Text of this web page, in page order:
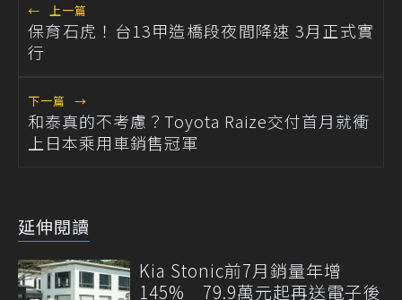
← 上一篇
保育石虎！台13甲造橋段夜間降速 3月正式實
行
下一篇 →
和泰真的不考慮？Toyota Raize交付首月就衝
上日本乘用車銷售冠軍
延伸閱讀
Kia Stonic前7月銷量年增
145% 79.9萬元起再送電子後